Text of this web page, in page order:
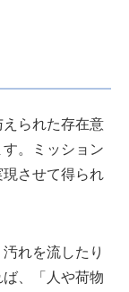
られた存在意
。ミッション
させて得られ
れを流したり
、「人や荷物